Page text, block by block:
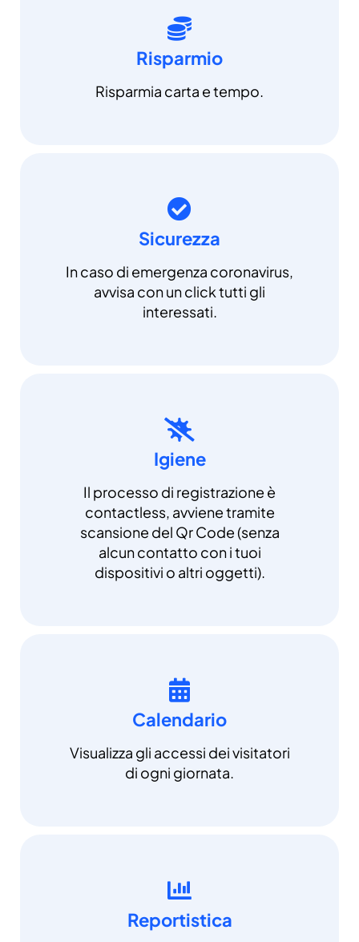
Risparmio
Risparmia carta e tempo.
Sicurezza
In caso di emergenza coronavirus,
avvisa con un click tutti gli
interessati.
Igiene
Il processo di registrazione è
contactless, avviene tramite
scansione del Qr Code (senza
alcun contatto con i tuoi
dispositivi o altri oggetti).
Calendario
Visualizza gli accessi dei visitatori
di ogni giornata.
Reportistica